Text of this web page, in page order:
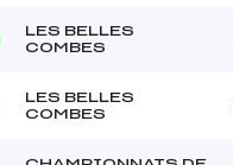
LES BELLES
COMBES
LES BELLES
COMBES